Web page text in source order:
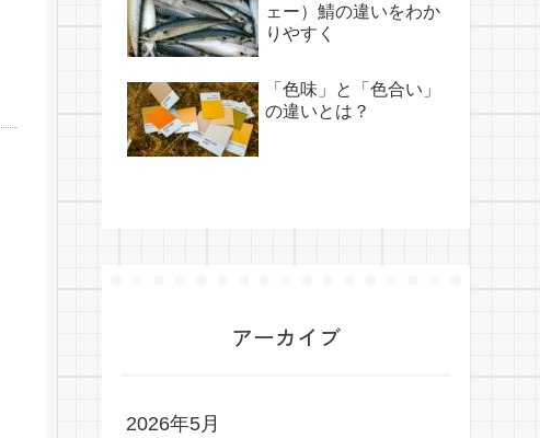
ェー）鯖の違いをわか
りやすく
「色味」と「色合い」
の違いとは？
アーカイブ
2026年5月